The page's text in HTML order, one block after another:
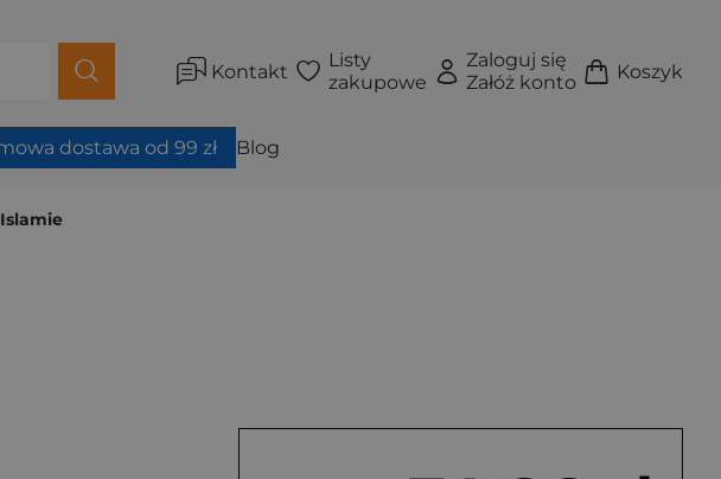
Kontakt
Listy
zakupowe
Zaloguj się
Załóż konto
Koszyk
dostawa od 99 zł Blog